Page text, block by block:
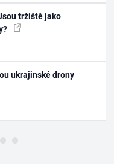
tržiště jako
ukrajinské drony